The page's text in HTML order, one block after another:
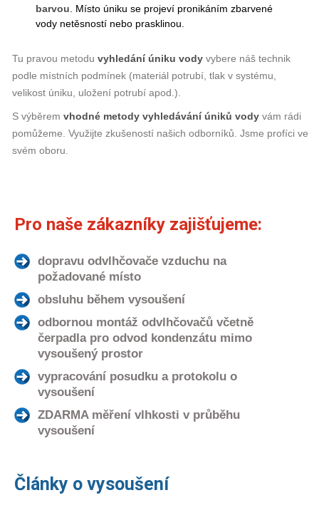
barvou . Místo úniku se projeví pronikáním zbarvené
vody netěsností nebo prasklinou.
Tu pravou metodu vyhledání úniku vody vybere náš technik
podle místních podmínek (materiál potrubí, tlak v systému,
velikost úniku, uložení potrubí apod.).
S výběrem vhodné metody vyhledávání úniků vody vám rádi
pomůžeme. Využijte zkušeností našich odborníků. Jsme profíci ve
svém oboru.
Pro naše zákazníky zajišťujeme:
dopravu odvlhčovače vzduchu na
požadované místo
obsluhu během vysoušení
odbornou montáž odvlhčovačů včetně
čerpadla pro odvod kondenzátu mimo
vysoušený prostor
vypracování posudku a protokolu o
vysoušení
ZDARMA měření vlhkosti v průběhu
vysoušení
Články o vysoušení